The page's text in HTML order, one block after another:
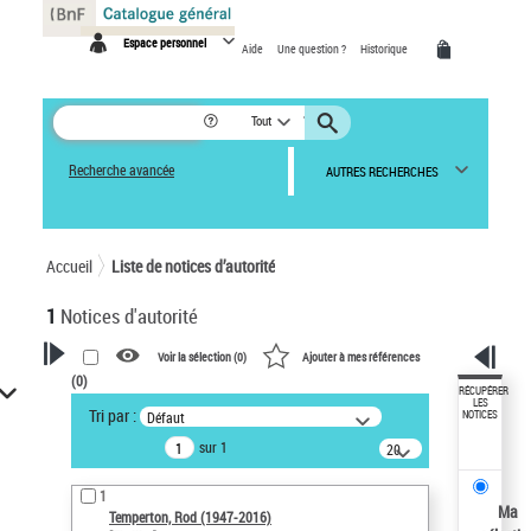
Espace personnel Aide Une question ? Historique
Tout
Recherche avancée AUTRES RECHERCHES
Accueil Liste de notices d’autorité
1 Notices d'autorité
VOTRE RECHERCHE
Recherche avancée dans les
notices d’autorité
Œuvres liées à l'auteur :
Temperton, Rod (1947-2016)
Voir la sélection (0) Ajouter à mes références
(0)
Tri par : Défaut
sur 1
20
résultats/page
1
Temperton, Rod (1947-2016)
RÉCUPÉRER
LES
NOTICES
Ma
Panneau de gestion des cookies